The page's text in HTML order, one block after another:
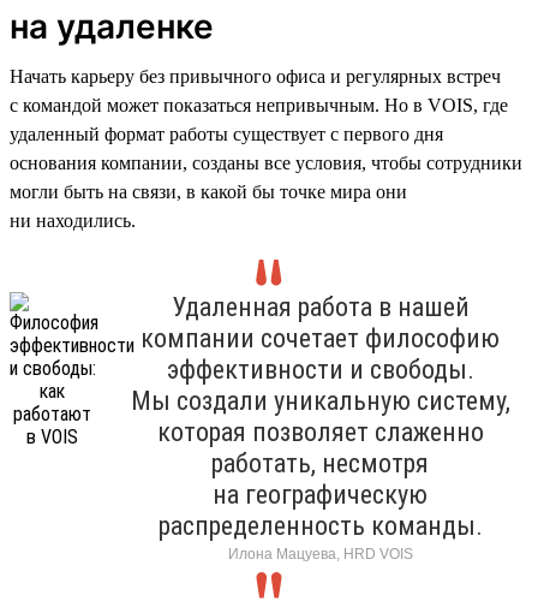
на удаленке
Начать карьеру без привычного офиса и регулярных встреч
с командой может показаться непривычным. Но в VOIS, где
удаленный формат работы существует с первого дня
основания компании, созданы все условия, чтобы сотрудники
могли быть на связи, в какой бы точке мира они
ни находились.
Удаленная работа в нашей
компании сочетает философию
эффективности и свободы.
Мы создали уникальную систему,
которая позволяет слаженно
работать, несмотря
на географическую
распределенность команды.
Илона Мацуева, HRD VOIS